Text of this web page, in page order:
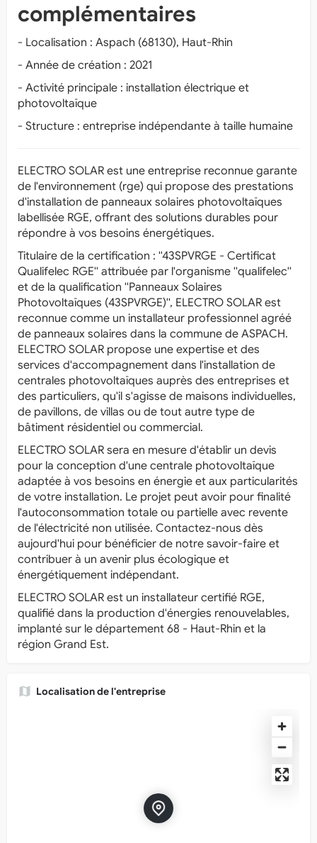
complémentaires
- Localisation : Aspach (68130), Haut-Rhin
- Année de création : 2021
- Activité principale : installation électrique et
photovoltaïque
- Structure : entreprise indépendante à taille humaine
ELECTRO SOLAR est une entreprise reconnue garante
de l'environnement (rge) qui propose des prestations
d'installation de panneaux solaires photovoltaïques
labellisée RGE, offrant des solutions durables pour
répondre à vos besoins énergétiques.
Titulaire de la certification : ''43SPVRGE - Certificat
Qualifelec RGE'' attribuée par l'organisme ''qualifelec''
et de la qualification ''Panneaux Solaires
Photovoltaïques (43SPVRGE)'', ELECTRO SOLAR est
reconnue comme un installateur professionnel agréé
de panneaux solaires dans la commune de ASPACH.
ELECTRO SOLAR propose une expertise et des
services d'accompagnement dans l'installation de
centrales photovoltaïques auprès des entreprises et
des particuliers, qu'il s'agisse de maisons individuelles,
de pavillons, de villas ou de tout autre type de
bâtiment résidentiel ou commercial.
ELECTRO SOLAR sera en mesure d'établir un devis
pour la conception d'une centrale photovoltaïque
adaptée à vos besoins en énergie et aux particularités
de votre installation. Le projet peut avoir pour finalité
l'autoconsommation totale ou partielle avec revente
de l'électricité non utilisée. Contactez-nous dès
aujourd'hui pour bénéficier de notre savoir-faire et
contribuer à un avenir plus écologique et
énergétiquement indépendant.
ELECTRO SOLAR est un installateur certifié RGE,
qualifié dans la production d'énergies renouvelables,
implanté sur le département 68 - Haut-Rhin et la
région Grand Est.
Localisation de l'entreprise